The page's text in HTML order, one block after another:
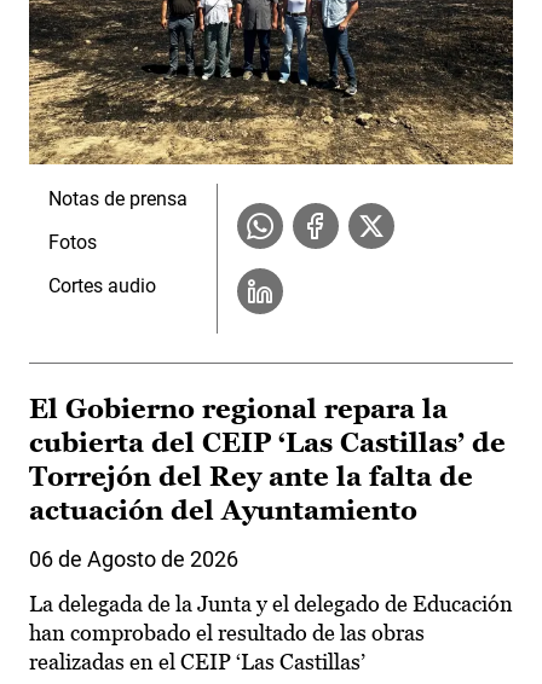
Notas de prensa
Fotos
Cortes audio
El Gobierno regional repara la
cubierta del CEIP ‘Las Castillas’ de
Torrejón del Rey ante la falta de
actuación del Ayuntamiento
06 de Agosto de 2026
La delegada de la Junta y el delegado de Educación
han comprobado el resultado de las obras
realizadas en el CEIP ‘Las Castillas’